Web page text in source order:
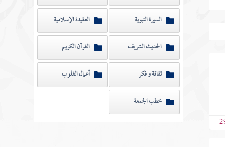
السيرة النبوية العقيدة الإسلامية
الحديث الشريف القرآن الكريم
ثقافة و فكر أعمال القلوب
خطب الجمعة